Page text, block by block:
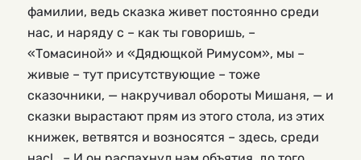
фамилии, ведь сказка живет постоянно среди
нас, и наряду с – как ты говоришь, –
«Томасиной» и «Дядющкой Римусом», мы –
живые – тут присутствующие – тоже
сказочники, — накручивал обороты Мишаня, — и
сказки вырастают прям из этого стола, из этих
книжек, ветвятся и возносятся – здесь, среди